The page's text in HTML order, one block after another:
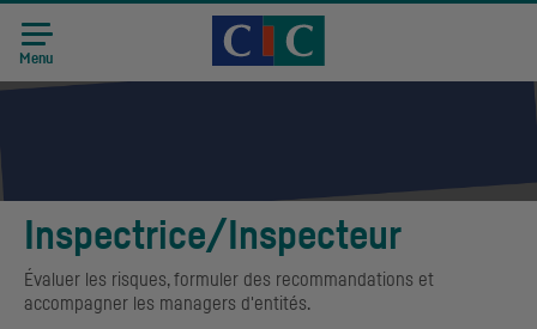
Accueil CIC Recrutement
Menu
Inspectrice/Inspecteur
Évaluer les risques, formuler des recommandations et
accompagner les managers d'entités.